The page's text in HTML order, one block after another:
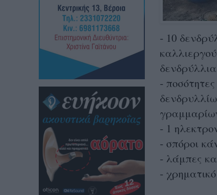
- 10
-
- 1
- σπόροι
- λάμπες
-